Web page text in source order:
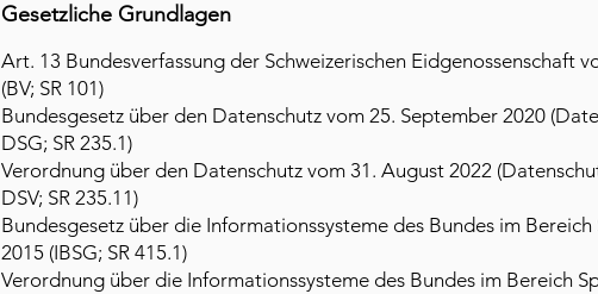
Gesetzliche Grundlagen
Art. 13 Bundesverfassung der Schweizerischen Eidgenossenschaft
(BV; SR 101)
Bundesgesetz über den Datenschutz vom 25. September 2020
DSG; SR 235.1)
Verordnung über den Datenschutz vom 31. August 2022
DSV; SR 235.11)
Bundesgesetz über die Informationssysteme des Bundes im
2015 (IBSG; SR 415.1)
Verordnung über die Informationssysteme des Bundes im Bereich